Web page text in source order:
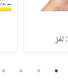
1
2
3
4